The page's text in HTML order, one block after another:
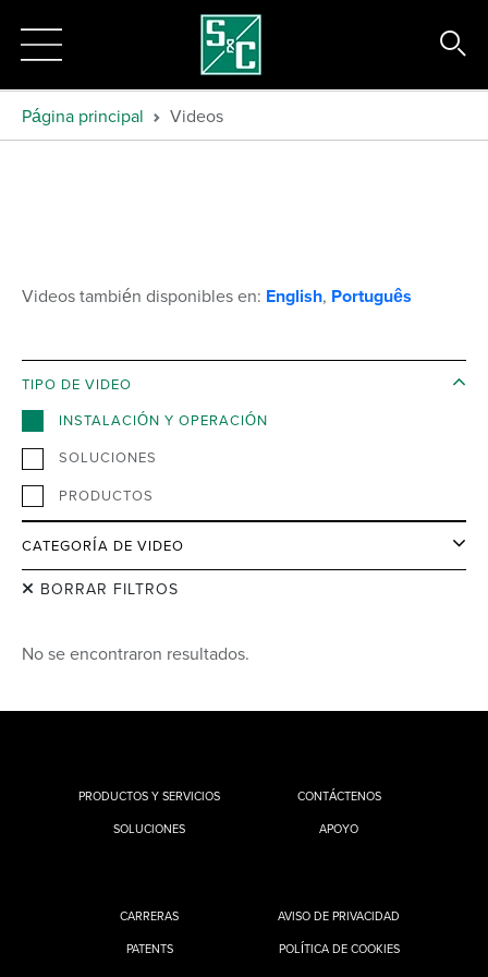
Página principal Videos
Videos también disponibles en: English, Português
TIPO DE VIDEO
INSTALACIÓN Y OPERACIÓN
SOLUCIONES
PRODUCTOS
CATEGORÍA DE VIDEO
BORRAR FILTROS
No se encontraron resultados.
PRODUCTOS Y SERVICIOS
SOLUCIONES
CONTÁCTENOS
APOYO
CARRERAS
PATENTS
AVISO DE PRIVACIDAD
POLÍTICA DE COOKIES